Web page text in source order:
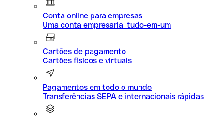
Conta online para empresas
Uma conta empresarial tudo-em-um
Cartões de pagamento
Cartões físicos e virtuais
Pagamentos em todo o mundo
Transferências SEPA e internacionais rápidas